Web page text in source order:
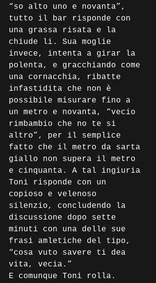
“so alto uno e novanta”,
tutto il bar risponde con
una grassa risata e la
chiude li. Sua moglie
invece, intenta a girar la
polenta, e gracchiando come
una cornacchia, ribatte
infastidita che non è
possibile misurare fino a
un metro e novanta, “vecio
rimbambio che no te si
altro”, per il semplice
fatto che il metro da sarta
giallo non supera il metro
e cinquanta. A tal ingiuria
Toni risponde con un
copioso e velenoso
silenzio, concludendo la
discussione dopo sette
minuti con una delle sue
frasi amletiche del tipo,
“cosa vuto savere ti dea
vita, vecia.”
E comunque Toni rolla.